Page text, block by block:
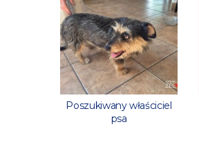
Poszukiwany właściciel
psa